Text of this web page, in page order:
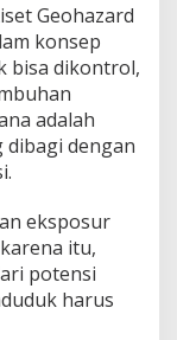
Geohazard
konsep
bisa dikontrol,
adalah
dibagi dengan
eksposur
itu,
potensi
harus